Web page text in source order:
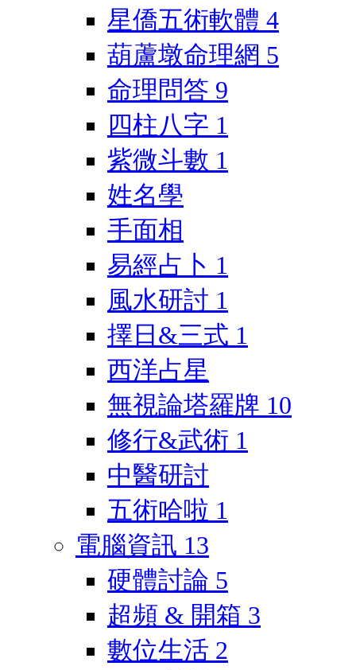
星僑五術軟體 4
葫蘆墩命理網 5
命理問答 9
四柱八字 1
紫微斗數 1
姓名學
手面相
易經占卜 1
風水研討 1
擇日&三式 1
西洋占星
無視論塔羅牌 10
修行&武術 1
中醫研討
五術哈啦 1
電腦資訊 13
硬體討論 5
超頻 & 開箱 3
數位生活 2